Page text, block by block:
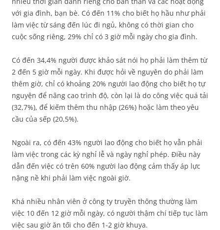
với gia đình, bạn bè. Có đến 11% cho biết họ hầu như phải
làm việc từ sáng đến lúc đi ngủ, không có thời gian cho
cuộc sống riêng, 29% chỉ có 3 giờ mỗi ngày cho gia đình.
Có đến 34,4% người được khảo sát nói họ phải làm thêm từ
2 đến 5 giờ mỗi ngày. Khi được hỏi về nguyên do phải làm
thêm giờ, chỉ có khoảng 20% người lao động cho biết họ tự
nguyện để nâng cao trình độ, còn lại là do công việc quá tải
(32,7%), để kiếm thêm thu nhập (26%) hoặc làm theo yêu
cầu của sếp (20,5%).
Ngoài ra, có đến 43% người lao động cho biết họ vẫn phải
làm việc trong các kỳ nghỉ lễ và ngày nghỉ phép. Điều này
dẫn đến việc có trên 60% người lao động cảm thấy áp lực
nặng nề khi phải làm việc ngoài giờ.
Khá nhiều nhân viên ở công ty truyền thông thường làm
việc 10 đến 12 giờ mỗi ngày, có người thậm chí tiếp tục làm
việc sau giờ ăn tối cho đến 1-2 giờ khuya.